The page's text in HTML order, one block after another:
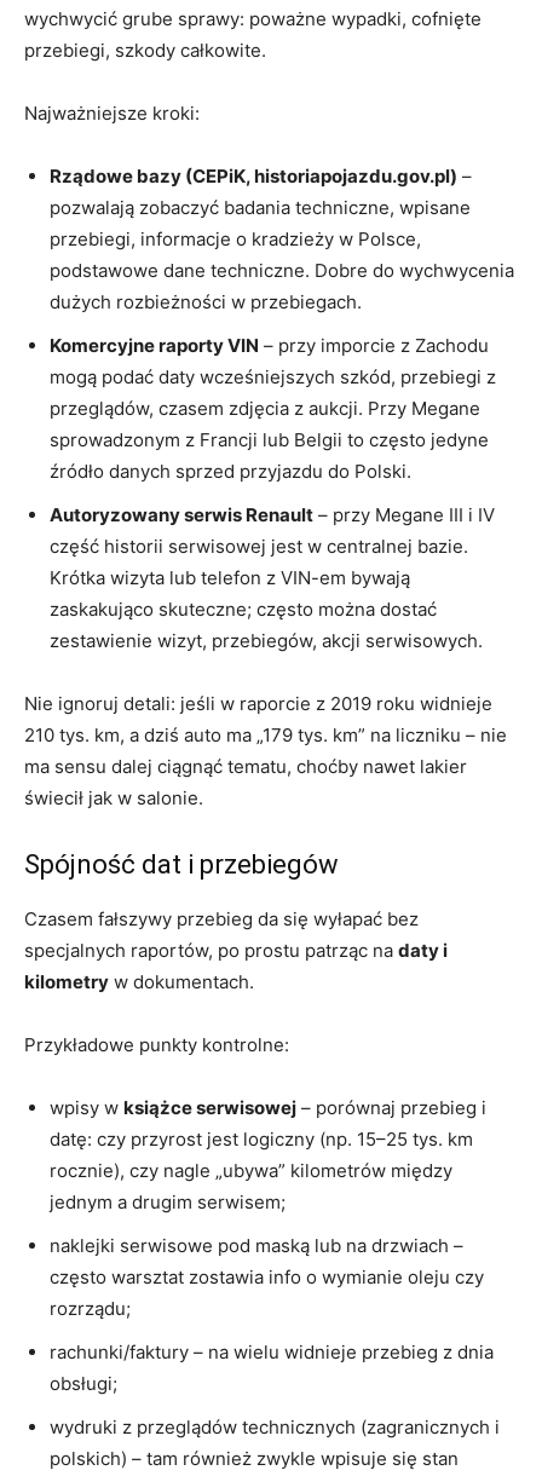
wychwycić grube sprawy: poważne wypadki, cofnięte
przebiegi, szkody całkowite.
Najważniejsze kroki:
Rządowe bazy (CEPiK, historiapojazdu.gov.pl) –
pozwalają zobaczyć badania techniczne, wpisane
przebiegi, informacje o kradzieży w Polsce,
podstawowe dane techniczne. Dobre do wychwycenia
dużych rozbieżności w przebiegach.
Komercyjne raporty VIN – przy imporcie z Zachodu
mogą podać daty wcześniejszych szkód, przebiegi z
przeglądów, czasem zdjęcia z aukcji. Przy Megane
sprowadzonym z Francji lub Belgii to często jedyne
źródło danych sprzed przyjazdu do Polski.
Autoryzowany serwis Renault – przy Megane III i IV
część historii serwisowej jest w centralnej bazie.
Krótka wizyta lub telefon z VIN-em bywają
zaskakująco skuteczne; często można dostać
zestawienie wizyt, przebiegów, akcji serwisowych.
Nie ignoruj detali: jeśli w raporcie z 2019 roku widnieje
210 tys. km, a dziś auto ma „179 tys. km” na liczniku – nie
ma sensu dalej ciągnąć tematu, choćby nawet lakier
świecił jak w salonie.
Spójność dat i przebiegów
Czasem fałszywy przebieg da się wyłapać bez
specjalnych raportów, po prostu patrząc na daty i
kilometry w dokumentach.
Przykładowe punkty kontrolne:
wpisy w książce serwisowej – porównaj przebieg i
datę: czy przyrost jest logiczny (np. 15–25 tys. km
rocznie), czy nagle „ubywa” kilometrów między
jednym a drugim serwisem;
naklejki serwisowe pod maską lub na drzwiach –
często warsztat zostawia info o wymianie oleju czy
rozrządu;
rachunki/faktury – na wielu widnieje przebieg z dnia
obsługi;
wydruki z przeglądów technicznych (zagranicznych i
polskich) – tam również zwykle wpisuje się stan